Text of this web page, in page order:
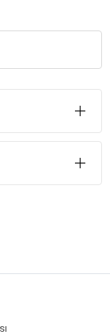
hiçbir yabancı